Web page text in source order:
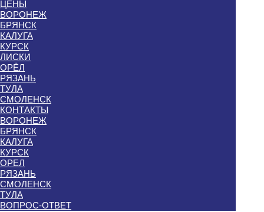
ЦЕНЫ
ВОРОНЕЖ
БРЯНСК
КАЛУГА
КУРСК
ЛИСКИ
ОРЁЛ
РЯЗАНЬ
ТУЛА
СМОЛЕНСК
КОНТАКТЫ
ВОРОНЕЖ
БРЯНСК
КАЛУГА
КУРСК
ОРЕЛ
РЯЗАНЬ
СМОЛЕНСК
ТУЛА
ВОПРОС-ОТВЕТ